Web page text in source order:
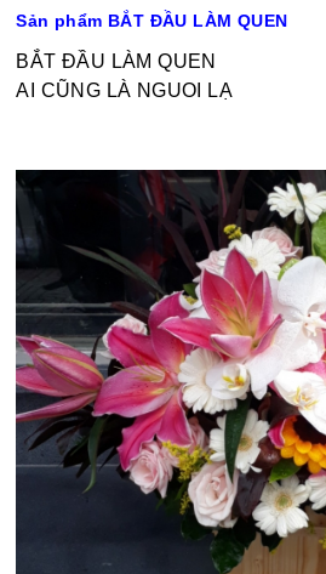
Sản phẩm BẮT ĐẦU LÀM QUEN
BẮT ĐẦU LÀM QUEN
AI CŨNG LÀ NGUOI LẠ